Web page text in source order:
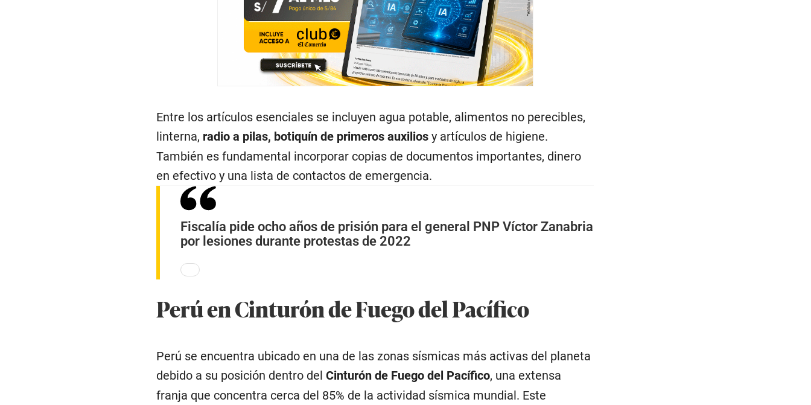
Entre los artículos esenciales se incluyen agua potable, alimentos no perecibles,
linterna, radio a pilas, botiquín de primeros auxiliosy artículos de higiene.
También es fundamental incorporar copias de documentos importantes, dinero
en efectivo y una lista de contactos de emergencia.
Fiscalía pide ocho años de prisión para el general PNP Víctor Zanabria
por lesiones durante protestas de 2022
Perú en Cinturón de Fuego del Pacífico
Perú se encuentra ubicado en una de las zonas sísmicas más activas del planeta
debido a su posición dentro del Cinturón de Fuego del Pacífico, una extensa
franja que concentra cerca del 85% de la actividad sísmica mundial. Este